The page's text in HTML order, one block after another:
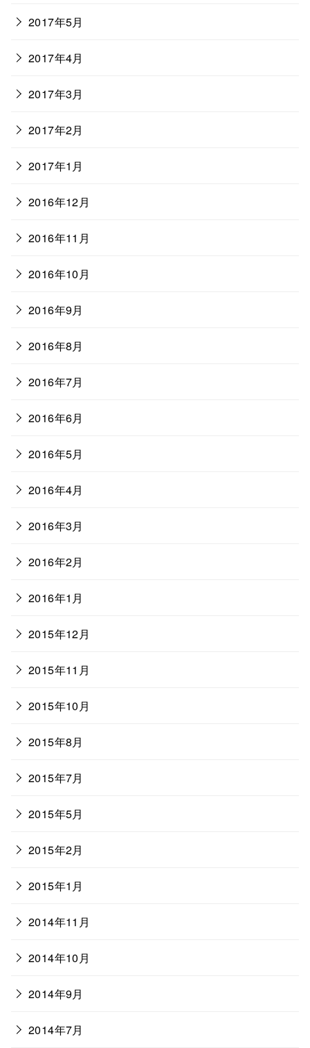
2017年5月
2017年4月
2017年3月
2017年2月
2017年1月
2016年12月
2016年11月
2016年10月
2016年9月
2016年8月
2016年7月
2016年6月
2016年5月
2016年4月
2016年3月
2016年2月
2016年1月
2015年12月
2015年11月
2015年10月
2015年8月
2015年7月
2015年5月
2015年2月
2015年1月
2014年11月
2014年10月
2014年9月
2014年7月